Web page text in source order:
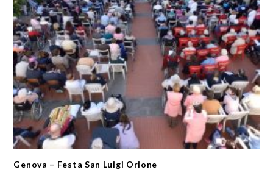
Genova – Festa San Luigi Orione